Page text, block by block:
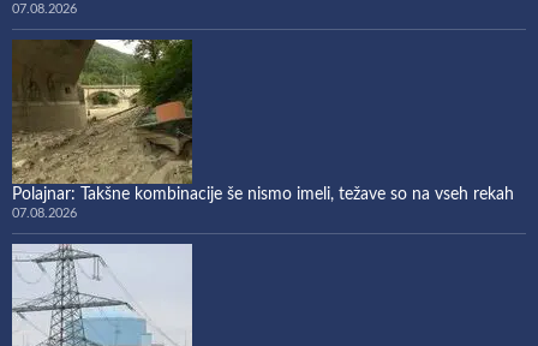
07.08.2026
Polajnar: Takšne kombinacije še nismo imeli, težave so na vseh rekah
07.08.2026